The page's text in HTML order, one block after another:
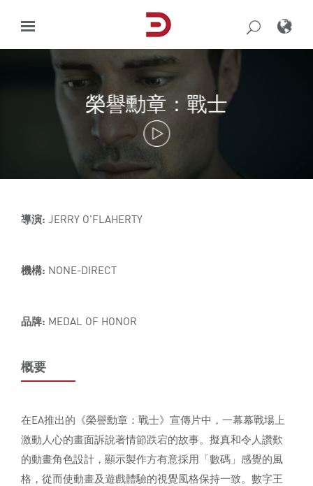
content
榮譽勳章：戰士
導演: JERRY O'FLAHERTY
機構: NONE-DIRECT
品牌: MEDAL OF HONOR
概要
在EA推出的《榮譽勳章：戰士》宣傳片中，一幕幕戰場上
激動人心的畫面訴說著情節跌宕的故事。擬真和令人讚歎
的動畫角色設計，顯示製作方有意採用「數碼」感覺的風
格，從而使動畫及遊戲體驗的視覺風格保持一致。數字王